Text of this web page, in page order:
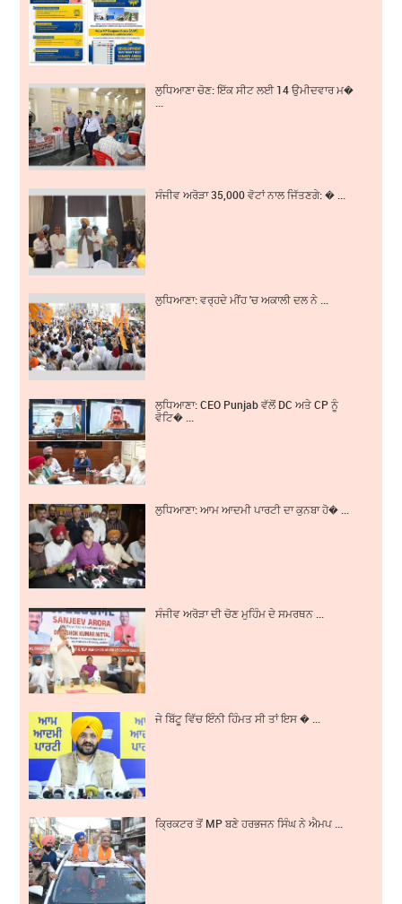
ਲੁਧਿਆਣਾ ਚੋਣ: ਇੱਕ ਸੀਟ ਲਈ 14 ਉਮੀਦਵਾਰ ਮ�
...
ਸੰਜੀਵ ਅਰੋੜਾ 35,000 ਵੋਟਾਂ ਨਾਲ ਜਿੱਤਣਗੇ: � ...
ਲੁਧਿਆਣਾ: ਵਰ੍ਹਦੇ ਮੀਂਹ 'ਚ ਅਕਾਲੀ ਦਲ ਨੇ ...
ਲੁਧਿਆਣਾ: CEO Punjab ਵੱਲੋਂ DC ਅਤੇ CP ਨੂੰ
ਵੋਟਿ� ...
ਲੁਧਿਆਣਾ: ਆਮ ਆਦਮੀ ਪਾਰਟੀ ਦਾ ਕੁਨਬਾ ਹੋ� ...
ਸੰਜੀਵ ਅਰੋੜਾ ਦੀ ਚੋਣ ਮੁਹਿੰਮ ਦੇ ਸਮਰਥਨ ...
ਜੇ ਬਿੱਟੂ ਵਿੱਚ ਇੰਨੀ ਹਿੰਮਤ ਸੀ ਤਾਂ ਇਸ � ...
ਕ੍ਰਿਕਟਰ ਤੋਂ MP ਬਣੇ ਹਰਭਜਨ ਸਿੰਘ ਨੇ ਐਮਪ ...